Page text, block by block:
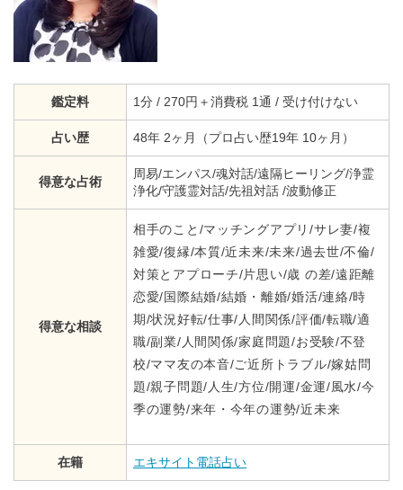
鑑定料 1分 / 270円＋消費税 1通 / 受け付けない
占い歴 48年 2ヶ月（プロ占い歴19年 10ヶ月）
得意な占術
周易/エンパス/魂対話/遠隔ヒーリング/浄霊
浄化/守護霊対話/先祖対話 /波動修正
得意な相談
相手のこと/マッチングアプリ/サレ妻/複
雑愛/復縁/本質/近未来/未来/過去世/不倫/
対策とアプローチ/片思い/歳 の差/遠距離
恋愛/国際結婚/結婚・離婚/婚活/連絡/時
期/状況好転/仕事/人間関係/評価/転職/適
職/副業/人間関係/家庭問題/お受験/不登
校/ママ友の本音/ご近所トラブル/嫁姑問
題/親子問題/人生/方位/開運/金運/風水/今
季の運勢/来年・今年の運勢/近未来
在籍 エキサイト電話占い